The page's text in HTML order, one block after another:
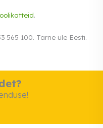
.
565 100. Tarne üle Eesti.